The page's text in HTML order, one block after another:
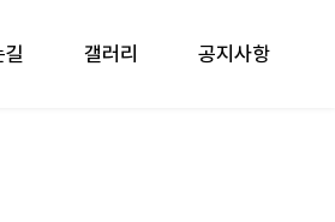
길 갤러리 공지사항